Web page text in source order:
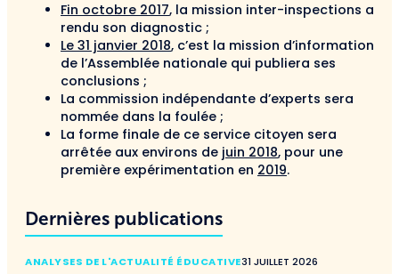
Fin octobre 2017, la mission inter-inspections a
rendu son diagnostic ;
Le 31 janvier 2018, c’est la mission d’information
de l’Assemblée nationale qui publiera ses
conclusions ;
La commission indépendante d’experts sera
nommée dans la foulée ;
La forme finale de ce service citoyen sera
arrêtée aux environs de juin 2018, pour une
première expérimentation en 2019.
Dernières publications
ANALYSES DE L'ACTUALITÉ ÉDUCATIVE31 JUILLET 2026